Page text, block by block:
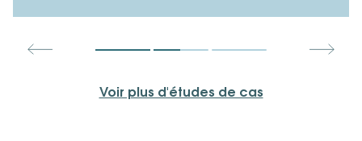
Voir plus d'études de cas